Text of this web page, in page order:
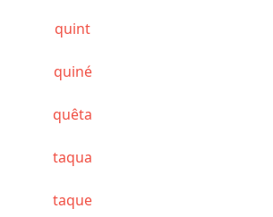
quint
quiné
quêta
taqua
taque